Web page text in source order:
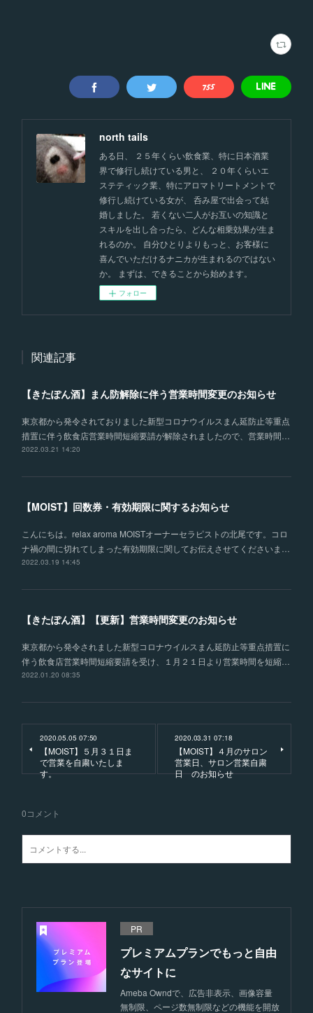
north tails
ある日、 ２５年くらい飲食業、特に日本酒業
界で修行し続けている男と、 ２０年くらいエ
ステティック業、特にアロマトリートメントで
修行し続けている女が、 呑み屋で出会って結
婚しました。 若くない二人がお互いの知識と
スキルを出し合ったら、どんな相乗効果が生ま
れるのか。 自分ひとりよりもっと、お客様に
喜んでいただけるナニカが生まれるのではない
か。 まずは、できることから始めます。
フォロー
関連記事
【きたぽん酒】まん防解除に伴う営業時間変更のお知らせ
東京都から発令されておりました新型コロナウイルスまん延防止等重点
措置に伴う飲食店営業時間短縮要請が解除されましたので、営業時間…
2022.03.21 14:20
【MOIST】回数券・有効期限に関するお知らせ
こんにちは。relax aroma MOISTオーナーセラピストの北尾です。コロ
ナ禍の間に切れてしまった有効期限に関してお伝えさせてくださいま…
2022.03.19 14:45
【きたぽん酒】【更新】営業時間変更のお知らせ
東京都から発令されました新型コロナウイルスまん延防止等重点措置に
伴う飲食店営業時間短縮要請を受け、１月２１日より営業時間を短縮…
2022.01.20 08:35
2020.05.05 07:50
【MOIST】５月３１日ま
で営業を自粛いたしま
す。
2020.03.31 07:18
【MOIST】４月のサロン
営業日、サロン営業自粛
日 のお知らせ
0コメント
PR
プレミアムプランでもっと自由
なサイトに
Ameba Owndで、広告非表示、画像容量
無制限、ページ数無制限などの機能を開放